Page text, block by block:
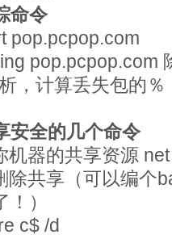
命令
pop.pcpop.com
，计算丢失包的％
安全的几个命令
器的共享资源 net
共享（可以编个
）
c$ /d